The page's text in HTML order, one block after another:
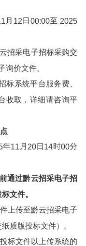
月 12 日 00:00至 2025
招采电子招标采购交
询价文件。
标系统平台服务费、
收取，详细请咨询平
年11 月 20日 14时00分
通过黔云招采电子招
文件。
上传至黔云招采电子
质版投标文件）。
标文件以上传系统的